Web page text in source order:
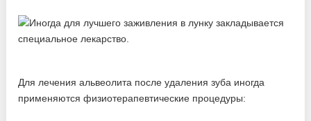
Для лечения альвеолита после удаления зуба иногда
применяются физиотерапевтические процедуры: